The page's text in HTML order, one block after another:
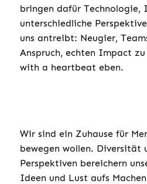
bringen dafür Technologie,
unterschiedliche
uns antreibt: Neugier,
Anspruch, echten Impact
with a heartbeat eben.
Wir sind ein Zuhause für
bewegen wollen. Diversität
Perspektiven bereichern
Ideen und Lust aufs